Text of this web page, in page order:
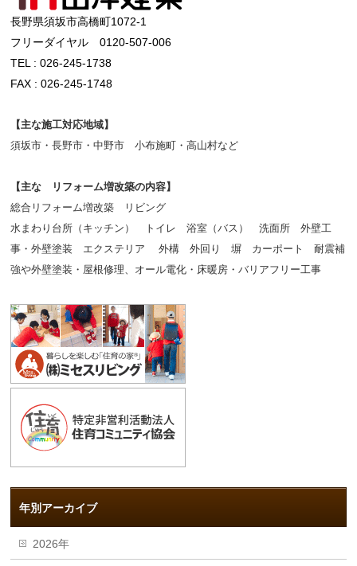
長野県須坂市高橋町1072-1
フリーダイヤル 0120-507-006
TEL : 026-245-1738
FAX : 026-245-1748
【主な施工対応地域】
須坂市・長野市・中野市 小布施町・高山村など
【主な リフォーム増改築の内容】
総合リフォーム増改築 リビング
水まわり台所（キッチン） トイレ 浴室（バス） 洗面所 外壁工
事・外壁塗装 エクステリア 外構 外回り 塀 カーポート 耐震補
強や外壁塗装・屋根修理、オール電化・床暖房・バリアフリー工事
年別アーカイブ
2026年